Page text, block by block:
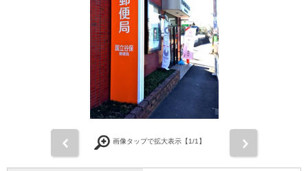
画像タップで拡大表示【1/1】